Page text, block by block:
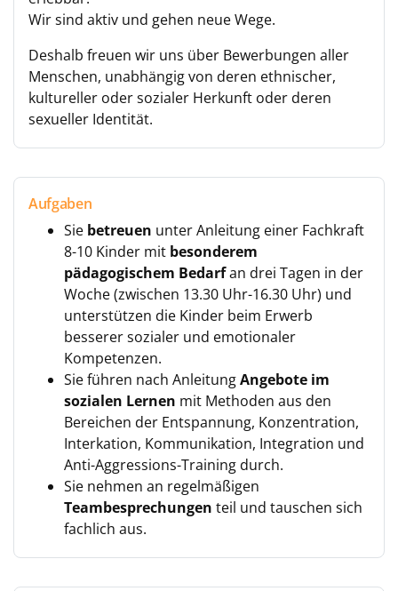
Wir sind aktiv und gehen neue Wege.
Deshalb freuen wir uns über Bewerbungen aller
Menschen, unabhängig von deren ethnischer,
kultureller oder sozialer Herkunft oder deren
sexueller Identität.
Aufgaben
Sie betreuen unter Anleitung einer Fachkraft
8-10 Kinder mit besonderem
pädagogischem Bedarfan drei Tagen in der
Woche (zwischen 13.30 Uhr-16.30 Uhr) und
unterstützen die Kinder beim Erwerb
besserer sozialer und emotionaler
Kompetenzen.
Sie führen nach AnleitungAngebote im
sozialen Lernen mit Methoden aus den
Bereichen der Entspannung, Konzentration,
Interkation, Kommunikation, Integration und
Anti-Aggressions-Training durch.
Sie nehmen an regelmäßigen
Teambesprechungen teil und tauschen sich
fachlich aus.